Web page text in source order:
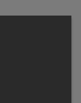
de billets pour